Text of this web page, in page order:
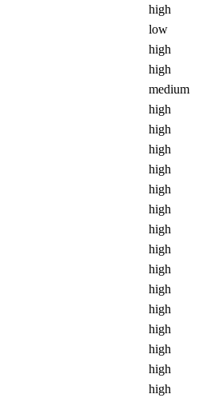
high
low
high
high
medium
high
high
high
high
high
high
high
high
high
high
high
high
high
high
high